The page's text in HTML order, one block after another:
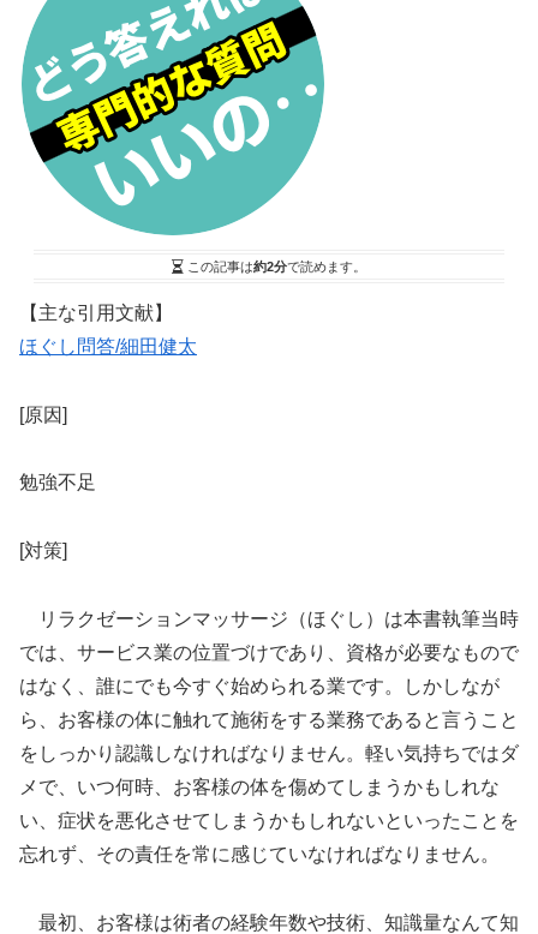
この記事は約2分で読めます。
【主な引用文献】
ほぐし問答/細田健太
[原因]
勉強不足
[対策]
リラクゼーションマッサージ（ほぐし）は本書執筆当時
では、サービス業の位置づけであり、資格が必要なもので
はなく、誰にでも今すぐ始められる業です。しかしなが
ら、お客様の体に触れて施術をする業務であると言うこと
をしっかり認識しなければなりません。軽い気持ちではダ
メで、いつ何時、お客様の体を傷めてしまうかもしれな
い、症状を悪化させてしまうかもしれないといったことを
忘れず、その責任を常に感じていなければなりません。
最初、お客様は術者の経験年数や技術、知識量なんて知